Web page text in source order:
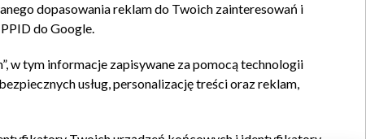
dopasowania reklam do Twoich zainteresowań i
do Google.
w tym informacje zapisywane za pomocą technologii
usług, personalizację treści oraz reklam,